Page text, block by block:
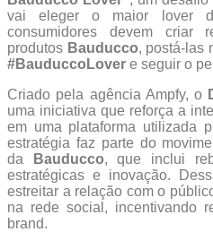
vai eleger o maior lover
consumidores devem criar
produtos Bauducco, postá-las
#BauduccoLover e seguir o
Criado pela agência Ampfy, o
uma iniciativa que reforça a
em uma plataforma utilizada
estratégia faz parte do
da
Bauducco, que inclui
estratégicas e inovação.
estreitar a relação com o
na rede social, incentivando
brand.